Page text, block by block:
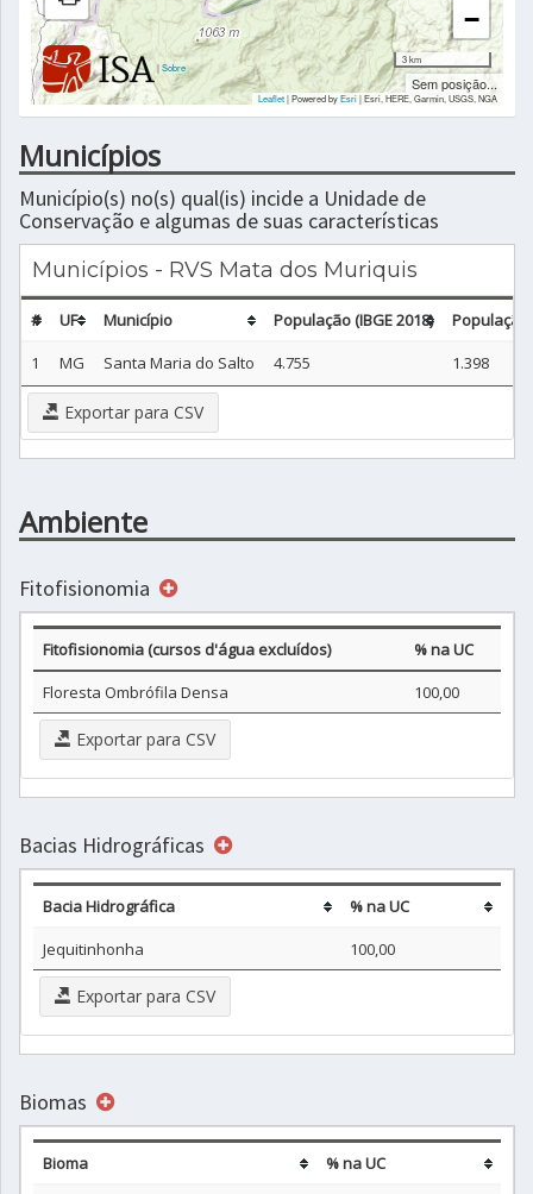
|Sobre
−
3 km
Sem posição...
Leaflet| Powered byEsri|Esri, HERE, Garmin, USGS, NGA
Municípios
Município(s) no(s) qual(is) incide a Unidade de
Conservação e algumas de suas características
Municípios - RVS Mata dos Muriquis
# UF Município População (IBGE 2018)
População
1
MG Santa Maria do Salto 4.755 1.398
Exportar para CSV
Ambiente
Fitofisionomia
Fitofisionomia (cursos d'água excluídos)
% na UC
Floresta Ombrófila Densa
100,00
Exportar para CSV
Bacias Hidrográficas
Bacia Hidrográfica
% na UC
Jequitinhonha
100,00
Exportar para CSV
Biomas
Bioma
% na UC